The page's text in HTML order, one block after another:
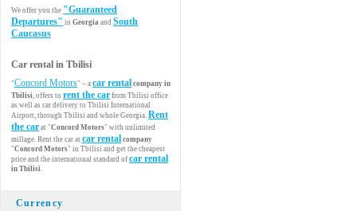
We offer you the "Guaranteed
Departures" in Georgia and South
Caucasus
Car rental in Tbilisi
"Concord Motors" – a car rental company in
Tbilisi, offers to rent the car from Tbilisi office
as well as car delivery to Tbilisi International
Airport, through Tbilisi and whole Georgia. Rent
the car at "Concord Motors" with unlimited
millage. Rent the car at car rental company
"Concord Motors" in Tbilisi and get the cheapest
price and the international standard of car rental
in Tbilisi.
Currency